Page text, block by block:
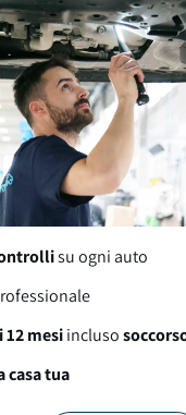
sensore luce,
altro ancora. Al momento della
vettura sarà soggetta
nel prezzo. Su
brumbrum di 12
24/7 in Italia e in
su ogni auto
12 mesiincluso
casa tua